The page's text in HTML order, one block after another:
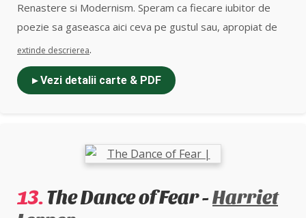
Renastere si Modernism. Speram ca fiecare iubitor de
poezie sa gaseasca aici ceva pe gustul sau, apropiat de
sufletul sau, o raza de lumina si o stea calauzitoare.
Antologia contine reproduceri de grafica si pictura (color),
care fac o buna tovarasie poetilor celebri.
extinde descrierea.
▸ Vezi detalii carte & PDF
13. The Dance of Fear -Harriet